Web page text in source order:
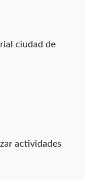
ciudad de
actividades